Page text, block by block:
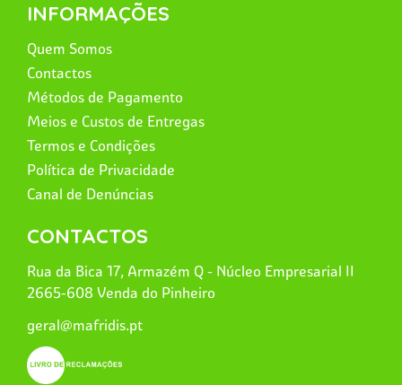
INFORMAÇÕES
Quem Somos
Contactos
Métodos de Pagamento
Meios e Custos de Entregas
Termos e Condições
Política de Privacidade
Canal de Denúncias
CONTACTOS
Rua da Bica 17, Armazém Q - Núcleo Empresarial II
2665-608 Venda do Pinheiro
geral@mafridis.pt